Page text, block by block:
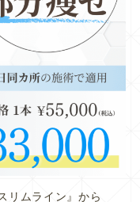
リムライン』から